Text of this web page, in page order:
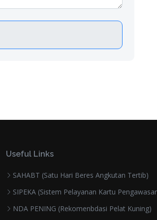
Useful Links
SAHABT (Satu Hari Beres Angkutan Tertib)
SIPEKA (Sistem Pelayanan Kartu
NDA PENING (Rekomenbdasi Pelat Kuning)